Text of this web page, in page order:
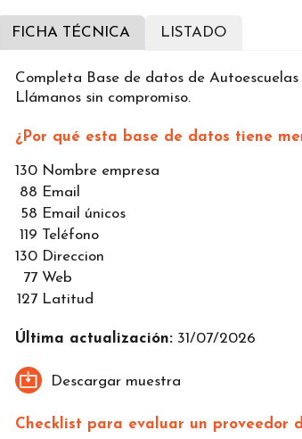
FICHA TÉCNICA LISTADO
Completa Base de datos de
Llámanos sin compromiso.
¿Por qué esta base de datos tiene
130 Nombre empresa
88 Email
58 Email únicos
119 Teléfono
130 Direccion
77 Web
127 Latitud
Última actualización: 31/07/2026
Descargar muestra
Checklist para evaluar un proveedor